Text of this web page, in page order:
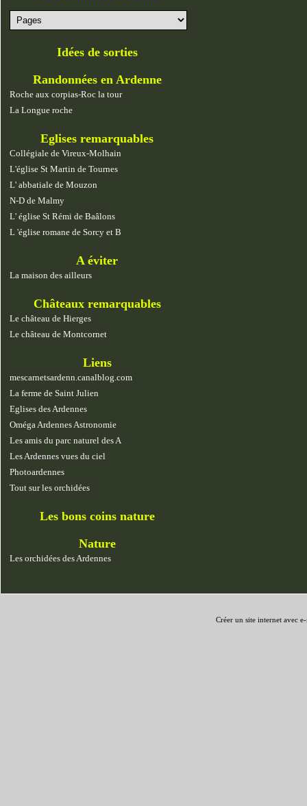
Idées de sorties
Randonnées en Ardenne
Roche aux corpias-Roc la tour
La Longue roche
Eglises remarquables
Collégiale de Vireux-Molhain
L'église St Martin de Tournes
L' abbatiale de Mouzon
N-D de Malmy
L' église St Rémi de Baâlons
L 'église romane de Sorcy et B
A éviter
La maison des ailleurs
Châteaux remarquables
Le château de Hierges
Le château de Montcornet
Liens
mescarnetsardenn.canalblog.com
La ferme de Saint Julien
Eglises des Ardennes
Oméga Ardennes Astronomie
Les amis du parc naturel des A
Les Ardennes vues du ciel
Photoardennes
Tout sur les orchidées
Les bons coins nature
Nature
Les orchidées des Ardennes
Créer un site internet avec